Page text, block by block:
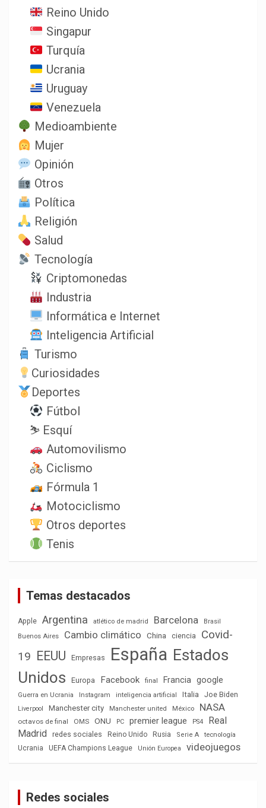
Reino Unido
Singapur
Turquía
Ucrania
Uruguay
Venezuela
Medioambiente
Mujer
Opinión
Otros
Política
Religión
Salud
Tecnología
Criptomonedas
Industria
Informática e Internet
Inteligencia Artificial
Turismo
Curiosidades
Deportes
Fútbol
⛷️ Esquí
Automovilismo
Ciclismo
Fórmula 1
Motociclismo
Otros deportes
Tenis
Temas destacados
Apple Argentina atlético de madrid Barcelona
Brasil
Buenos Aires
Cambio climático China ciencia
Covid-
19 EEUU Empresas España Estados
Unidos
Europa Facebook final Francia google
Guerra en Ucrania Instagram inteligencia artificial Italia Joe Biden
Liverpool Manchester city Manchester united México NASA
octavos de final OMS ONU PC premier league PS4
Real
Madrid
redes sociales Reino Unido Rusia Serie A
tecnología
Ucrania
UEFA Champions League Unión Europea videojuegos
Redes sociales